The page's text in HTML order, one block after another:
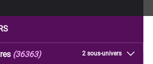
2 sous-univers
(36363)